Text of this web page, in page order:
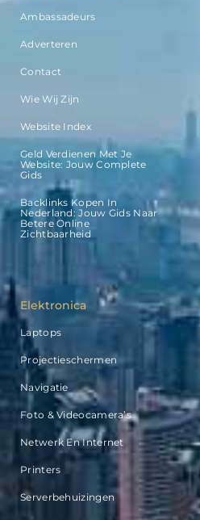
Ambassadeurs
Adverteren
Contact
Wie Wij Zijn
Website Index
Geld Verdienen Met Je
Website: Jouw Complete
Gids
Backlinks Kopen In
Nederland: Jouw Gids Naar
Betere Online
Zichtbaarheid
Elektronica
Laptops
Projectieschermen
Navigatie
Foto & Videocamera’s
Netwerk En Internet
Printers
Serverbehuizingen